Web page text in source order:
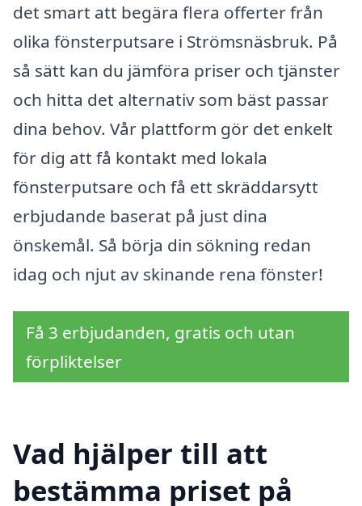
det smart att begära flera offerter från
olika fönsterputsare i Strömsnäsbruk. På
så sätt kan du jämföra priser och tjänster
och hitta det alternativ som bäst passar
dina behov. Vår plattform gör det enkelt
för dig att få kontakt med lokala
fönsterputsare och få ett skräddarsytt
erbjudande baserat på just dina
önskemål. Så börja din sökning redan
idag och njut av skinande rena fönster!
Få 3 erbjudanden, gratis och utan
förpliktelser
Vad hjälper till att
bestämma priset på